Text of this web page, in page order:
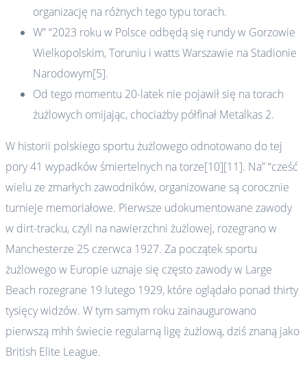
organizację na różnych tego typu torach.
W” “2023 roku w Polsce odbędą się rundy w Gorzowie
Wielkopolskim, Toruniu i watts Warszawie na Stadionie
Narodowym[5].
Od tego momentu 20-latek nie pojawił się na torach
żużlowych omijając, chociażby półfinał Metalkas 2.
W historii polskiego sportu żużlowego odnotowano do tej
pory 41 wypadków śmiertelnych na torze[10][11]. Na” “cześć
wielu ze zmarłych zawodników, organizowane są corocznie
turnieje memoriałowe. Pierwsze udokumentowane zawody
w dirt-tracku, czyli na nawierzchni żużlowej, rozegrano w
Manchesterze 25 czerwca 1927. Za początek sportu
żużlowego w Europie uznaje się często zawody w Large
Beach rozegrane 19 lutego 1929, które oglądało ponad thirty
tysięcy widzów. W tym samym roku zainaugurowano
pierwszą mhh świecie regularną ligę żużlową, dziś znaną jako
British Elite League.